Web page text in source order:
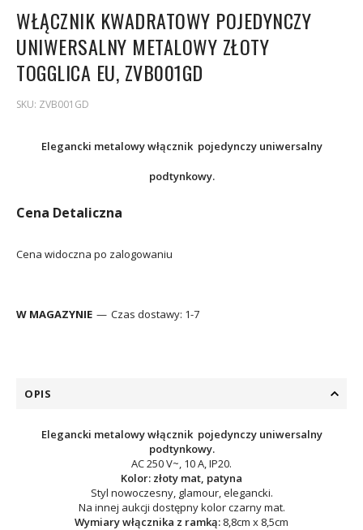
WŁĄCZNIK KWADRATOWY POJEDYNCZY
UNIWERSALNY METALOWY ZŁOTY
TOGGLICA EU, ZVB001GD
SKU: ZVB001GD
Elegancki metalowy włącznik pojedynczy uniwersalny
podtynkowy.
Cena Detaliczna
Cena widoczna po zalogowaniu
W MAGAZYNIE Czas dostawy: 1-7
OPIS
Elegancki metalowy włącznik pojedynczy uniwersalny
podtynkowy.
AC 250 V~, 10 A, IP20.
Kolor: złoty mat, patyna
Styl nowoczesny, glamour, elegancki.
Na innej aukcji dostępny kolor czarny mat.
Wymiary włącznika z ramką: 8,8cm x 8,5cm